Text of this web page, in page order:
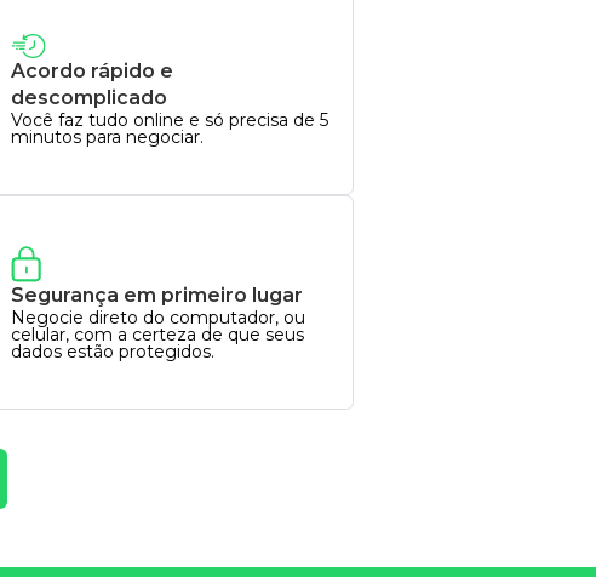
Acordo rápido e
descomplicado
Você faz tudo online e só precisa de 5
minutos para negociar.
Segurança em primeiro lugar
Negocie direto do computador, ou
celular, com a certeza de que seus
dados estão protegidos.